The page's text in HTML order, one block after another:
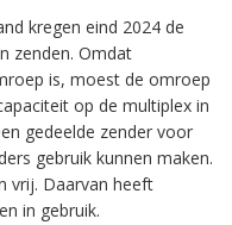
kregen eind 2024 de
zenden. Omdat
is, moest de omroep
op de multiplex in
gedeelde zender voor
gebruik kunnen maken.
vrij. Daarvan heeft
in gebruik.